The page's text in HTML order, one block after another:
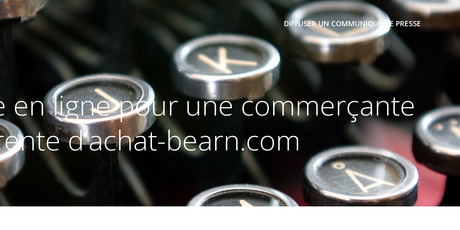
DIFFUSER UN COMMUNIQUÉ DE PRESSE
en ligne pour une commerçante
d’achat-bearn.com